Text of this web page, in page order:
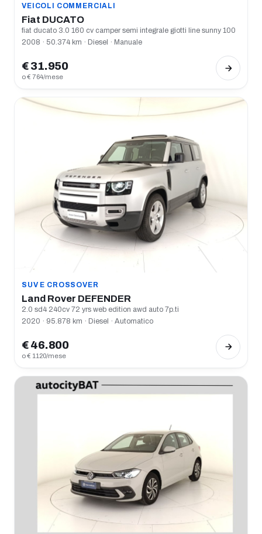
VEICOLI COMMERCIALI
Fiat DUCATO
fiat ducato 3.0 160 cv camper semi integrale giotti line sunny 100
2008 · 50.374 km · Diesel · Manuale
€ 31.950
o € 764/mese
SUV E CROSSOVER
Land Rover DEFENDER
2.0 sd4 240cv 72 yrs web edition awd auto 7p.ti
2020 · 95.878 km · Diesel · Automatico
€ 46.800
o € 1120/mese